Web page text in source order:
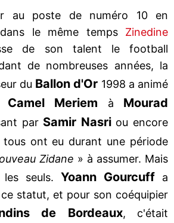
au poste de numéro 10 en
le même temps Zinedine
de son talent le football
de nombreuses années, la
du Ballon d'Or 1998 a animé
Camel Meriem à Mourad
par Samir Nasriou encore
tous ont eu durant une période
Zidane » à assumer. Mais
seuls. Yoann Gourcuff a
statut, et pour son coéquipier
de Bordeaux, c'était